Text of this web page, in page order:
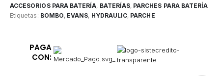
ACCESORIOS PARA BATERÍA, BATERÍAS, PARCHES PARA BATERÍA
Etiquetas: BOMBO, EVANS, HYDRAULIC, PARCHE
PAGA
CON: